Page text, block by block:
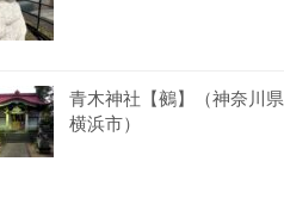
青木神社【鵺】（神奈川県
横浜市）